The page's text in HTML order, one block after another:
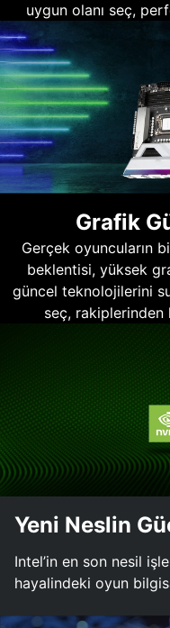
uygun olanı seç,
Grafik
Gerçek oyuncuların
beklentisi, yüksek
güncel teknolojilerini
seç, rakiplerinden
Yeni Neslin
Intel’in en son nesil
hayalindeki oyun